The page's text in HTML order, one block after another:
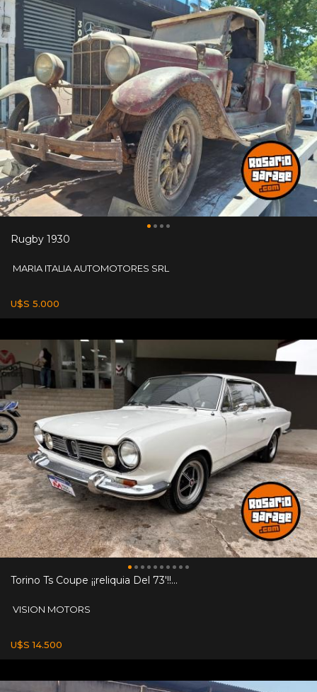
Rugby 1930
MARIA ITALIA AUTOMOTORES SRL
U$S 5.000
Torino Ts Coupe ¡¡reliquia Del 73'!!...
VISION MOTORS
U$S 14.500